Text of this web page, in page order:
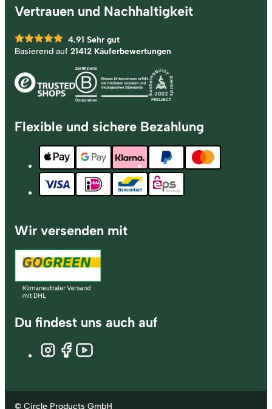
Vertrauen und Nachhaltigkeit
4.91 Sehr gut
Basierend auf 21412 Käuferbewertungen
Flexible und sichere Bezahlung
Wir versenden mit
Du findest uns auch auf
© Circle Products GmbH